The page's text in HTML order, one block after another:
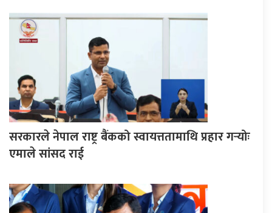
सरकारले नेपाल राष्ट्र बैंकको स्वायत्ततामाथि प्रहार गर्‍योः
एमाले सांसद राई